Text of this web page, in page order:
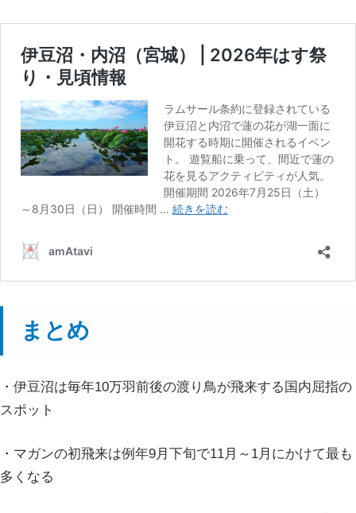
まとめ
・伊豆沼は毎年10万羽前後の渡り鳥が飛来する国内屈指の
スポット
・マガンの初飛来は例年9月下旬で11月～1月にかけて最も
多くなる